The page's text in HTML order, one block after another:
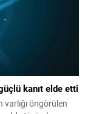
kanıt elde etti
öngörülen